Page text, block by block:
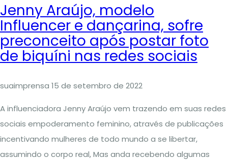
Jenny Araújo, modelo
Influencer e dançarina, sofre
preconceito após postar foto
de biquíni nas redes sociais
suaimprensa 15 de setembro de 2022
A influenciadora Jenny Araújo vem trazendo em suas redes
sociais empoderamento feminino, através de publicações
incentivando mulheres de todo mundo a se libertar,
assumindo o corpo real, Mas anda recebendo algumas